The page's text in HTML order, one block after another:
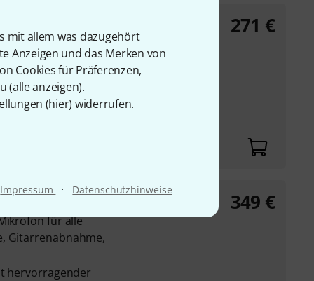
mit allem was dazugehört
Anzeigen und das Merken von
Cookies für Präferenzen,
(alle anzeigen).
(hier) widerrufen.
Impressum · Datenschutzhinweise
für alle
Gitarrenabnahme,
hervorragender
271 €
für alle
Gitarrenabnahme,
hervorragender
349 €